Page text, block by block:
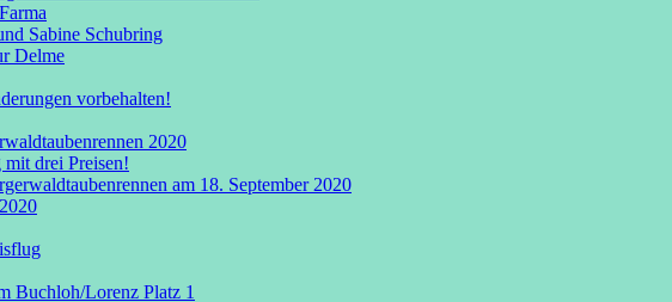
Sabine Schubring
Delme
vorbehalten!
2020
mit drei Preisen!
am 18. September 2020
Buchloh/Lorenz Platz 1